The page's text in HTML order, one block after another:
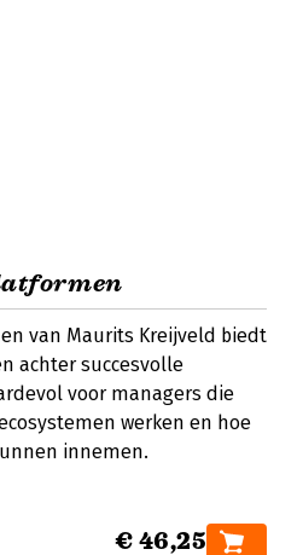
van Maurits Kreijveld biedt
achter succesvolle
voor managers die
werken en hoe
innemen.
€ 46,25